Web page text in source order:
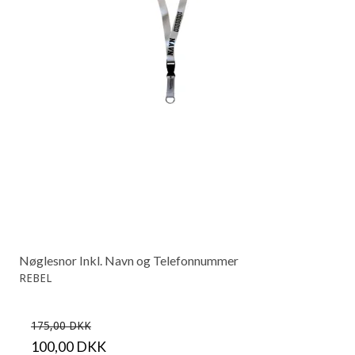
Nøglesnor Inkl. Navn og Telefonnummer
REBEL
175,00 DKK
100,00 DKK